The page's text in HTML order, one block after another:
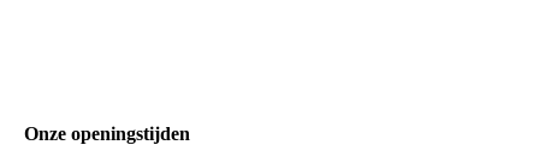
Onze openingstijden